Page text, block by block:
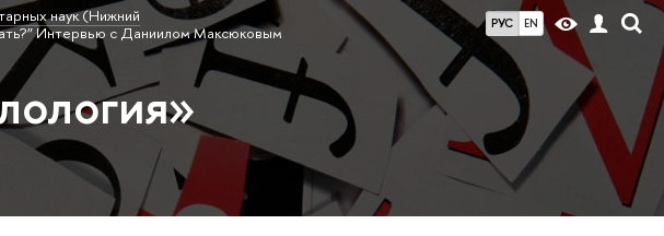
РУС EN
наук (Нижний
Интервью с Даниилом Максюковым